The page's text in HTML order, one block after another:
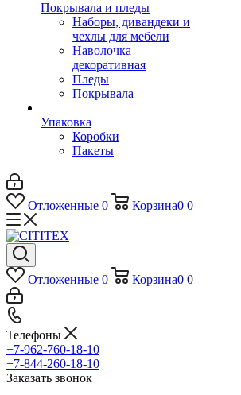
Покрывала и пледы
Наборы, дивандеки и
чехлы для мебели
Наволочка
декоративная
Пледы
Покрывала
Упаковка
Коробки
Пакеты
Отложенные 0 Корзина0 0
Отложенные 0 Корзина0 0
Телефоны
+7-962-760-18-10
+7-844-260-18-10
Заказать звонок